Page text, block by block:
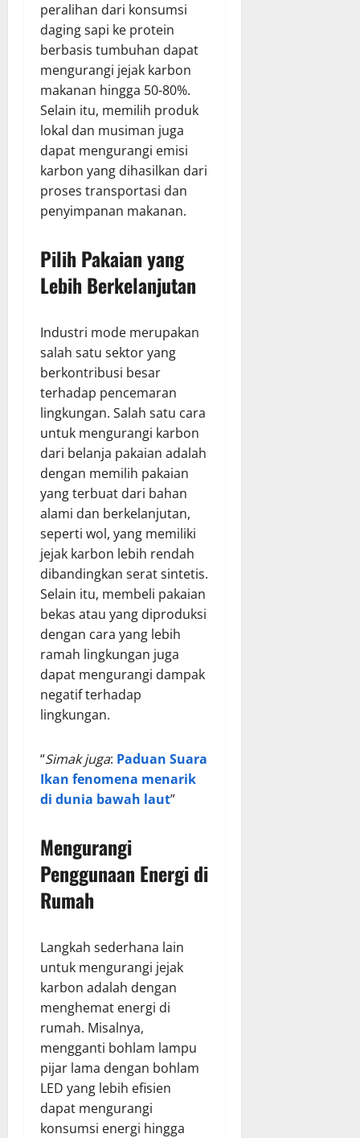
peralihan dari konsumsi
daging sapi ke protein
berbasis tumbuhan dapat
mengurangi jejak karbon
makanan hingga 50-80%.
Selain itu, memilih produk
lokal dan musiman juga
dapat mengurangi emisi
karbon yang dihasilkan dari
proses transportasi dan
penyimpanan makanan.
Pilih Pakaian yang
Lebih Berkelanjutan
Industri mode merupakan
salah satu sektor yang
berkontribusi besar
terhadap pencemaran
lingkungan. Salah satu cara
untuk mengurangi karbon
dari belanja pakaian adalah
dengan memilih pakaian
yang terbuat dari bahan
alami dan berkelanjutan,
seperti wol, yang memiliki
jejak karbon lebih rendah
dibandingkan serat sintetis.
Selain itu, membeli pakaian
bekas atau yang diproduksi
dengan cara yang lebih
ramah lingkungan juga
dapat mengurangi dampak
negatif terhadap
lingkungan.
“Simak juga: Paduan Suara
Ikan fenomena menarik
di dunia bawah laut”
Mengurangi
Penggunaan Energi di
Rumah
Langkah sederhana lain
untuk mengurangi jejak
karbon adalah dengan
menghemat energi di
rumah. Misalnya,
mengganti bohlam lampu
pijar lama dengan bohlam
LED yang lebih efisien
dapat mengurangi
konsumsi energi hingga